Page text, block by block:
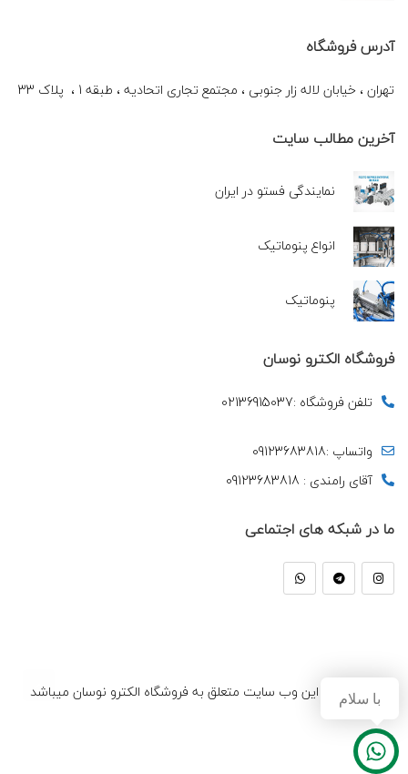
آدرس فروشگاه
تهران ، خیابان لاله زار جنوبی ، مجتمع تجاری اتحادیه ، طبقه 1 ، پلاک 33
آخرین مطالب سایت
نمایندگی فستو در ایران
انواع پنوماتیک
پنوماتیک
فروشگاه الکترو نوسان
تلفن فروشگاه :02136915037
واتساپ :09123683818
آقای رامندی : 09123683818
ما در شبکه های اجتماعی
کلیه حقوق این وب سایت متعلق به فروشگاه الکترو نوسان میباشد
با سلام